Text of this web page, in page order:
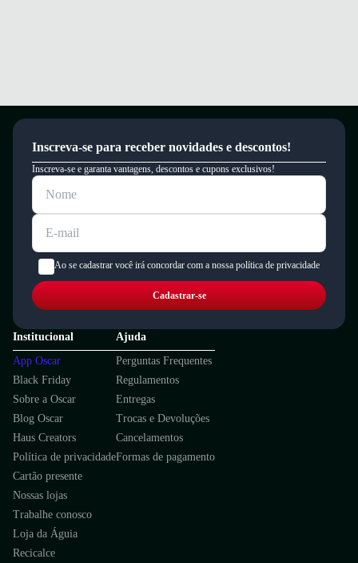
Inscreva-se para receber novidades e descontos!
Inscreva-se e garanta vantagens, descontos e cupons exclusivos!
Ao se cadastrar você irá concordar com a nossa política de privacidade
Cadastrar-se
Institucional
App Oscar
Black Friday
Sobre a Oscar
Blog Oscar
Haus Creators
Política de privacidade
Cartão presente
Nossas lojas
Trabalhe conosco
Loja da Águia
Recicalce
Ajuda
Perguntas Frequentes
Regulamentos
Entregas
Trocas e Devoluções
Cancelamentos
Formas de pagamento